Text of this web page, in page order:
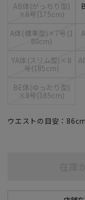
AB体(がっちり型)
×6号(175cm)
A体(標準型)×7号(1
80cm)
YA体(スリム型)×8
号(185cm)
BE体(ゆったり型)
×8号(185cm)
ウエストの目安： 86cm